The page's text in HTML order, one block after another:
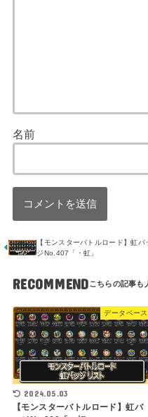
名前
【モンスターバトルロード】虹バ
ジNo.407「・虹」
RECOMMEND
データベース
2024.05.03
【モンスターバトルロード】虹バ